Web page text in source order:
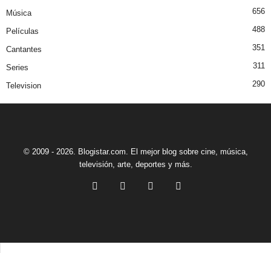
Música 656
Películas 488
Cantantes 351
Series 311
Television 290
© 2009 - 2026. Blogistar.com. El mejor blog sobre cine, música,
televisión, arte, deportes y más.